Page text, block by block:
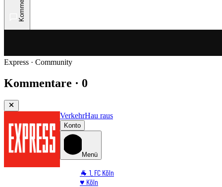
Express · Community
Kommentare · 0
VerkehrHau raus
Konto
Menü
🐐 1. FC Köln
♥️ Köln